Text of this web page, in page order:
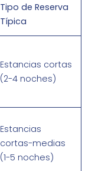
Tipo de Reserva
Típica
Estancias cortas
(2-4 noches)
Estancias
cortas-medias
(1-5 noches)